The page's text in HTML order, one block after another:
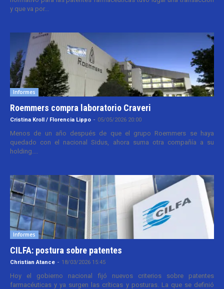
y que va por...
Informes
Roemmers compra laboratorio Craveri
Cristina Kroll / Florencia Lippo - 05/05/2026 20:00
Menos de un año después de que el grupo Roemmers se haya
quedado con el nacional Sidus, ahora suma otra compañía a su
holding....
Informes
CILFA: postura sobre patentes
Christian Atance - 18/03/2026 15:45
Hoy el gobierno nacional fijó nuevos criterios sobre patentes
farmacéuticas y ya surgen las críticas y posturas. La que se definió